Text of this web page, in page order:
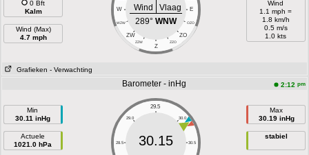
0 Bft
Kalm
Wind (Max)
4.7 mph
W E
WZW OZO
ZW ZO
ZZW ZZO
Z
Wind
Vlaag
289° WNW
Wind
1.1 mph =
1.8 km/h
0.5 m/s
1.0 kts
Grafieken - Verwachting
Barometer - inHg 2:12 pm
Min
30.11 inHg
Actuele
1021.0 hPa
29.5
29.0 30.0
28.5 30.5
30.15
Max
30.19 inHg
stabiel